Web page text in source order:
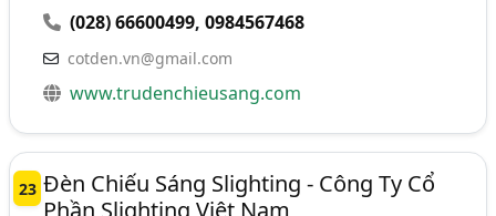
(028) 66600499,0984567468
cotden.vn@gmail.com
www.trudenchieusang.com
23 Đèn Chiếu Sáng Slighting - Công Ty Cổ